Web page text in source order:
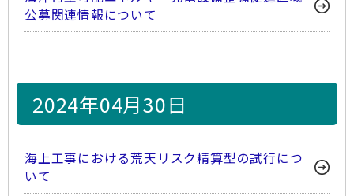
公募関連情報について
2024年04月30日
海上工事における荒天リスク精算型の試行につ
いて